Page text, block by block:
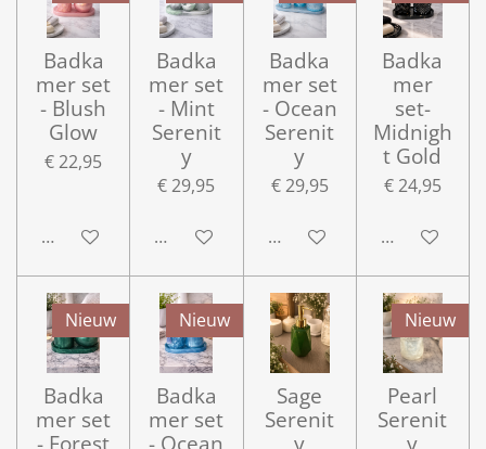
Badka
mer set
- Blush
Glow
€ 22,95
In winkelwagen
Badka
mer set
- Mint
Serenit
y
€ 29,95
In winkelwagen
Badka
mer set
- Ocean
Serenit
y
€ 29,95
In winkelwagen
Badka
mer
set-
Midnigh
t Gold
€ 24,95
In
Nieuw
Badka
mer set
- Forest
Nieuw
Badka
mer set
- Ocean
Sage
Serenit
y
Nieuw
Pearl
Serenit
y